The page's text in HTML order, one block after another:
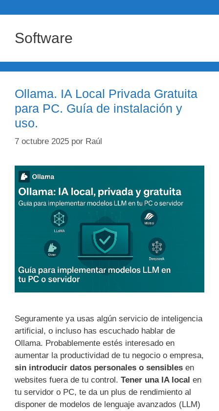
Software
Ollama. IA Local Privada Gratuita
para PC. Guía de instalación y
uso.
7 octubre 2025 por Raúl
Seguramente ya usas algún servicio de inteligencia
artificial, o incluso has escuchado hablar de
Ollama. Probablemente estés interesado en
aumentar la productividad de tu negocio o empresa,
sin introducir datos personales o sensibles en
websites fuera de tu control. Tener una IA local en
tu servidor o PC, te da un plus de rendimiento al
disponer de modelos de lenguaje avanzados (LLM)